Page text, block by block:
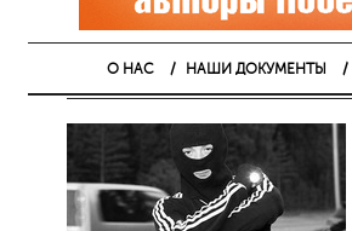
О НАС НАШИ ДОКУМЕНТЫ